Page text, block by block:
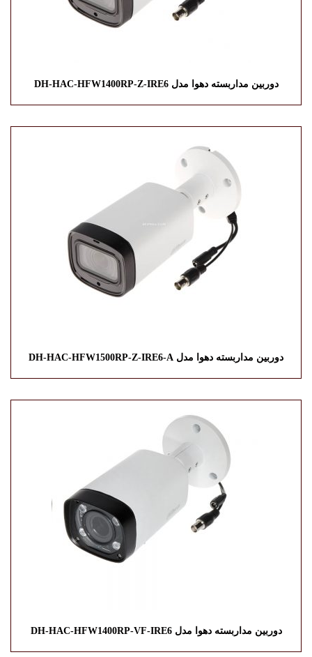
دوربین مداربسته دهوا مدل DH-HAC-HFW1400RP-Z-IRE6
دوربین مداربسته دهوا مدل DH-HAC-HFW1500RP-Z-IRE6-A
دوربین مداربسته دهوا مدل DH-HAC-HFW1400RP-VF-IRE6